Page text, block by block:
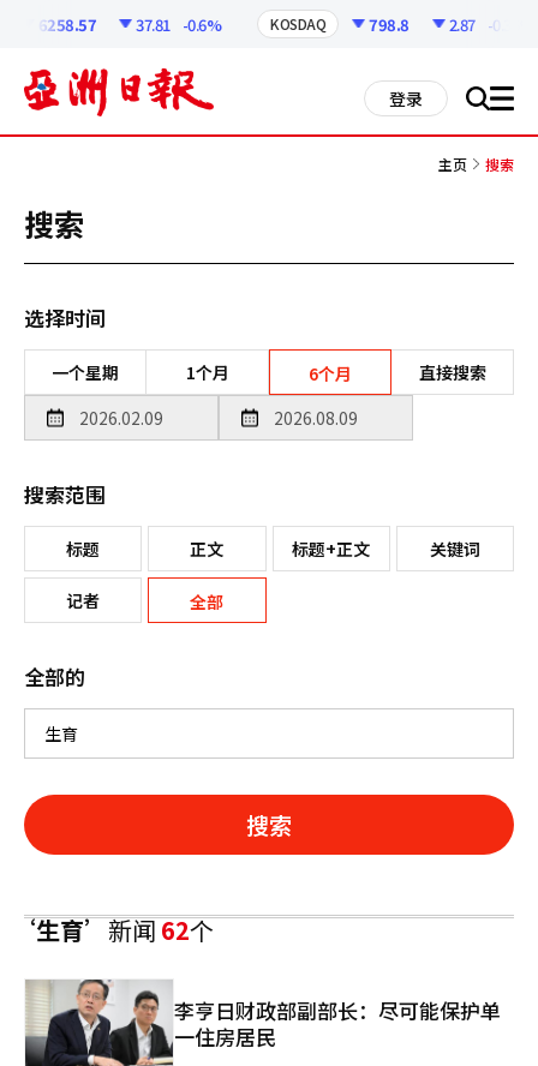
6258.57 37.81 -0.6% KOSDAQ 798.8 2.87 -0.36%
登录 搜 all
主页 搜索
搜索
选择时间
一个星期 1个月 6个月 直接搜索
搜索范围
标题 正文 标题+正文 关键词
记者 全部
全部的
搜索
‘生育’新闻62个
李亨日财政部副部长：尽可能保护单
一住房居民